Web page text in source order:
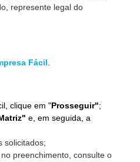
represente legal do
Fácil
clique em "Prosseguir";
e, em seguida, a
solicitados;
preenchimento, consulte o